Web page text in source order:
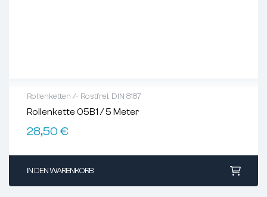
Rollenketten /- Rostfrei, DIN 8187
Rollenkette 05B1 / 5 Meter
28,50 €
IN DEN WARENKORB